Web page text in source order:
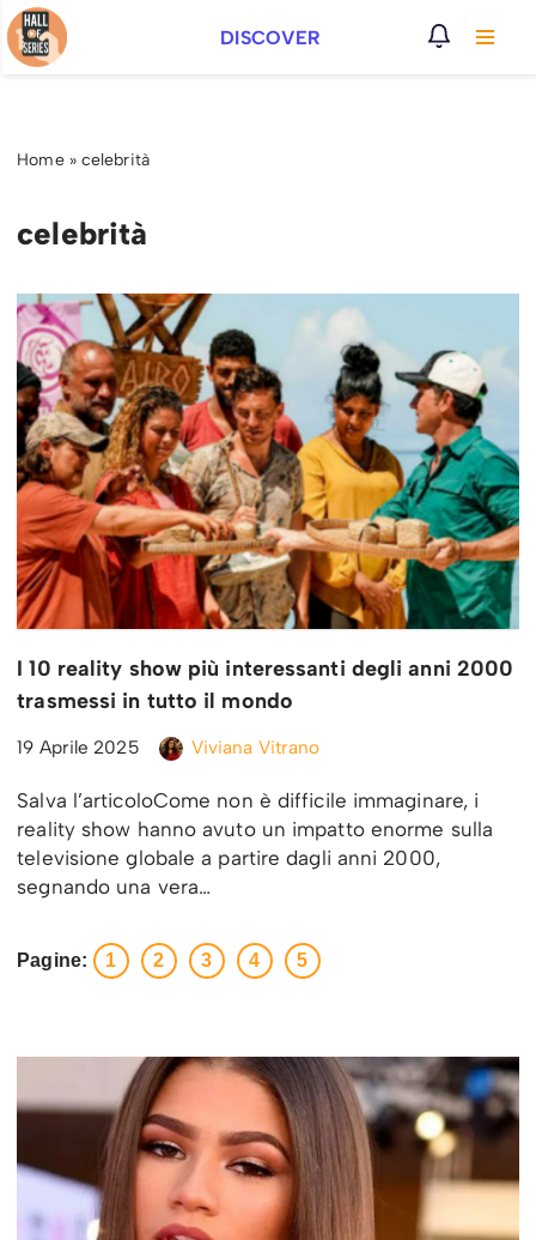
Vai
DISCOVER
Home» celebrità
celebrità
I 10 reality show più interessanti degli anni 2000
trasmessi in tutto il mondo
19 Aprile 2025 Viviana Vitrano
Salva l’articoloCome non è difficile immaginare, i
reality show hanno avuto un impatto enorme sulla
televisione globale a partire dagli anni 2000,
segnando una vera…
Pagine: 1 2 3 4 5